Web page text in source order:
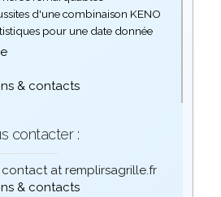
d'une combinaison KENO
pour une date donnée
& contacts
contacter :
contact at remplirsagrille.fr
& contacts